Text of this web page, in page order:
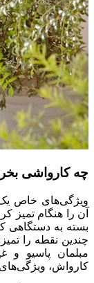
چه کارواشی
ویژگی‌های خاص یک
آن را هنگام تمیز
بسته به دستگاهی
چندین نقطه را تمیز
مبلمان پاسیو و
کارواش، ویژگی‌های